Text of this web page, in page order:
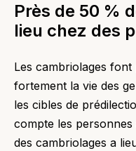
Près de 50 %
lieu chez des
Les cambriolages
fortement la vie des
les cibles de
compte les
des cambriolages a